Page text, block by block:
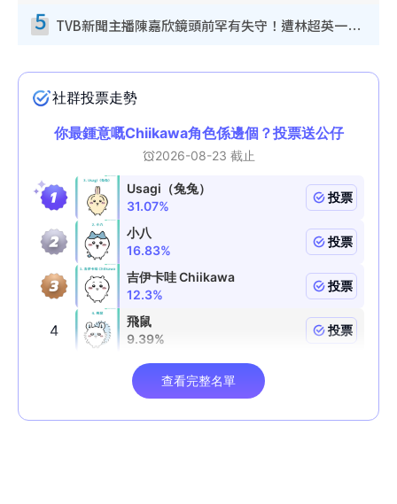
5 TVB新聞主播陳嘉欣鏡頭前罕有失守！遭林超英一句說話突襲嚇親當場大笑